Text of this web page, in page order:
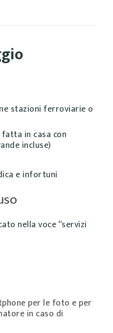
stazioni ferroviarie o
in casa con
incluse)
e infortuni
nella voce “servizi
per le foto e per
in caso di